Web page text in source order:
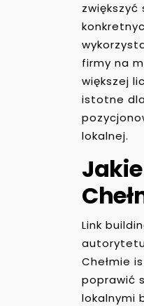
firmy na
większej
istotne
lokalnej.
Link
Chełmie
poprawić
lokalnymi